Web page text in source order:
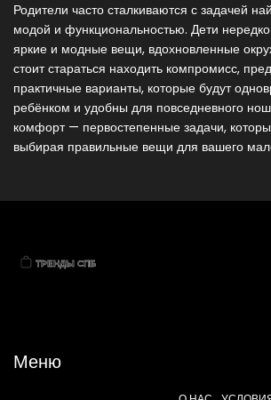
Родители часто сталкиваются с задачей
модой и функциональностью. Дети
яркие и модные вещи, вдохновленные
стоит стараться находить компромисс,
практичные варианты, которые будут
ребёнком и удобны для повседневного
комфорт — первостепенные задачи,
выбирая правильные вещи для вашего
Меню